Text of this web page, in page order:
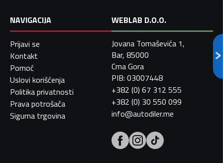
NAVIGACIJA
Prijavi se
Kontakt
Pomoć
Uslovi korišćenja
Politika privatnosti
Prava potrošača
Sigurna trgovina
WEBLAB D.O.O.
Jovana Tomaševića 1,
Bar, 85000
Crna Gora
PIB: 03007448
+382 (0) 67 312 555
+382 (0) 30 550 099
info@autodiler.me